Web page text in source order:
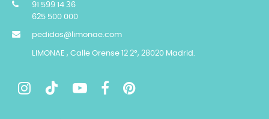
91 599 14 36
625 500 000
pedidos@limonae.com
LIMONAE , Calle Orense 12 2º, 28020 Madrid.